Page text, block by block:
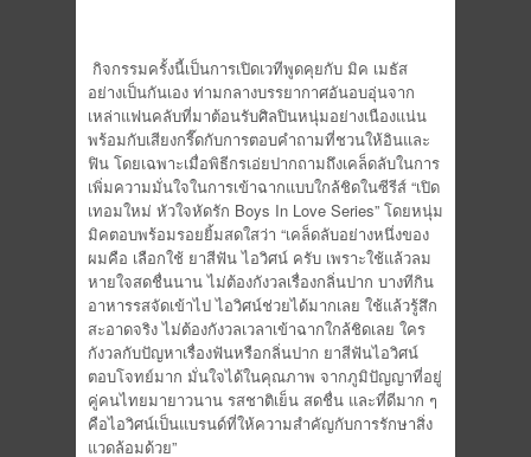
กิจกรรมครั้งนี้เป็นการเปิดเวทีพูดคุยกับ มิค เมธัส
อย่างเป็นกันเอง ท่ามกลางบรรยากาศอันอบอุ่นจาก
เหล่าแฟนคลับที่มาต้อนรับศิลปินหนุ่มอย่างเนืองแน่น
พร้อมกับเสียงกรี๊ดกับการตอบคำถามที่ชวนให้อินและ
ฟิน โดยเฉพาะเมื่อพิธีกรเอ่ยปากถามถึงเคล็ดลับในการ
เพิ่มความมั่นใจในการเข้าฉากแบบใกล้ชิดในซีรีส์ “เปิด
เทอมใหม่ หัวใจหัดรัก Boys In Love Series” โดยหนุ่ม
มิคตอบพร้อมรอยยิ้มสดใสว่า “เคล็ดลับอย่างหนึ่งของ
ผมคือ เลือกใช้ ยาสีฟัน ไอวิศน์ ครับ เพราะใช้แล้วลม
หายใจสดชื่นนาน ไม่ต้องกังวลเรื่องกลิ่นปาก บางทีกิน
อาหารรสจัดเข้าไป ไอวิศน์ช่วยได้มากเลย ใช้แล้วรู้สึก
สะอาดจริง ไม่ต้องกังวลเวลาเข้าฉากใกล้ชิดเลย ใคร
กังวลกับปัญหาเรื่องฟันหรือกลิ่นปาก ยาสีฟันไอวิศน์
ตอบโจทย์มาก มั่นใจได้ในคุณภาพ จากภูมิปัญญาที่อยู่
คู่คนไทยมายาวนาน รสชาติเย็น สดชื่น และที่ดีมาก ๆ
คือไอวิศน์เป็นแบรนด์ที่ให้ความสำคัญกับการรักษาสิ่ง
แวดล้อมด้วย”